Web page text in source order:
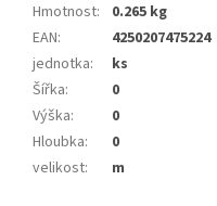
Hmotnost:
0.265 kg
EAN:
4250207475224
jednotka:
ks
Šířka:
0
Výška:
0
Hloubka:
0
velikost: m